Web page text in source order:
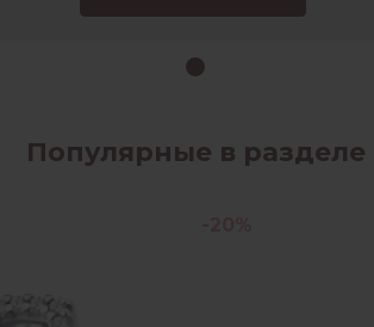
Популярные в разделе